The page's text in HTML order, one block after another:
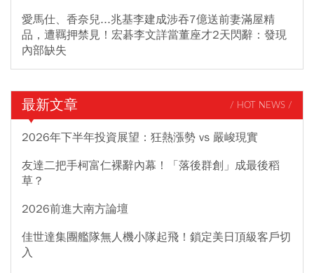
愛馬仕、香奈兒...兆基李建成涉吞7億送前妻滿屋精
品，遭羈押禁見！宏碁李文詳當董座才2天閃辭：發現
內部缺失
最新文章 / HOT NEWS /
2026年下半年投資展望：狂熱漲勢 vs 嚴峻現實
友達二把手柯富仁裸辭內幕！「落後群創」成最後稻
草？
2026前進大南方論壇
佳世達集團艦隊無人機小隊起飛！鎖定美日頂級客戶切
入